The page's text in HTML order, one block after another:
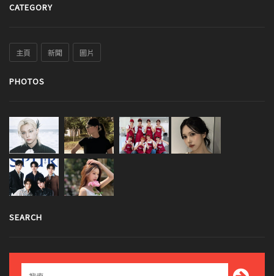
CATEGORY
主頁 新聞 圖片
PHOTOS
SEARCH